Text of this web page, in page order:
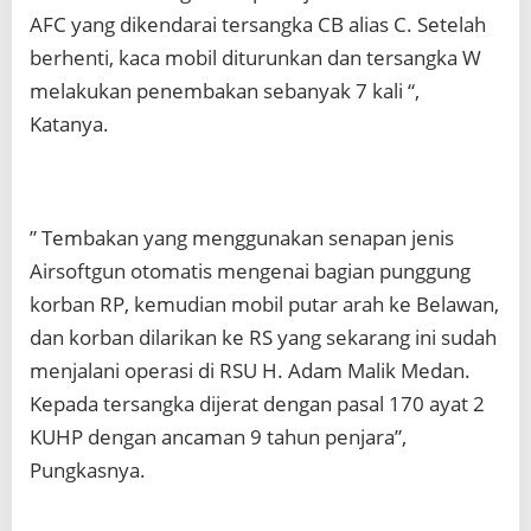
AFC yang dikendarai tersangka CB alias C. Setelah
berhenti, kaca mobil diturunkan dan tersangka W
melakukan penembakan sebanyak 7 kali “,
Katanya.
” Tembakan yang menggunakan senapan jenis
Airsoftgun otomatis mengenai bagian punggung
korban RP, kemudian mobil putar arah ke Belawan,
dan korban dilarikan ke RS yang sekarang ini sudah
menjalani operasi di RSU H. Adam Malik Medan.
Kepada tersangka dijerat dengan pasal 170 ayat 2
KUHP dengan ancaman 9 tahun penjara”,
Pungkasnya.